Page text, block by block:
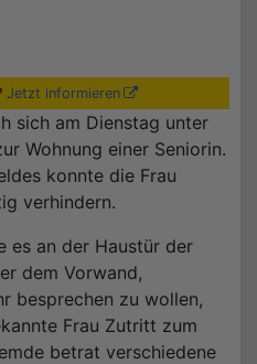
Jetzt informieren
sich am Dienstag unter
Wohnung einer Seniorin.
konnte die Frau
verhindern.
es an der Haustür der
dem Vorwand,
besprechen zu wollen,
Frau Zutritt zum
betrat verschiedene